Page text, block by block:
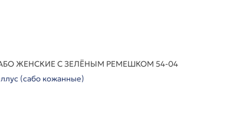
ЖЕНСКИЕ С ЗЕЛЁНЫМ РЕМЕШКОМ 54-04
(сабо кожанные)